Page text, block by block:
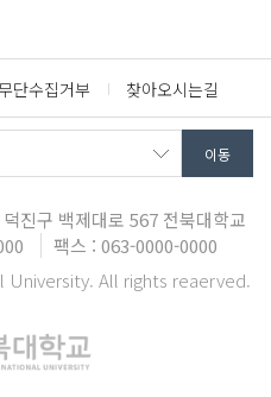
단수집거부 찾아오시는길
진구 백제대로 567 전북대학교
팩스 : 063-0000-0000
All rights reaerved.